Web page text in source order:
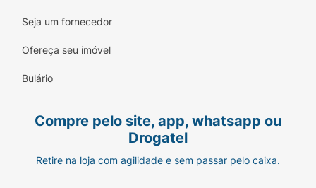
Seja um fornecedor
Ofereça seu imóvel
Bulário
Compre pelo site, app, whatsapp ou
Drogatel
Retire na loja com agilidade e sem passar pelo caixa.